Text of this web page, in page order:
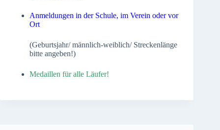
Anmeldungen in der Schule, im Verein oder vor
Ort
(Geburtsjahr/ männlich-weiblich/ Streckenlänge
bitte angeben!)
Medaillen für alle Läufer!